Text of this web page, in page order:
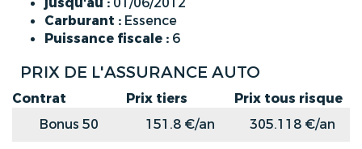
Carburant : Essence
Puissance fiscale : 6
PRIX DE L'ASSURANCE AUTO
Contrat Prix tiers
Prix tous risque
Bonus 50
151.8 €/an
305.118 €/an